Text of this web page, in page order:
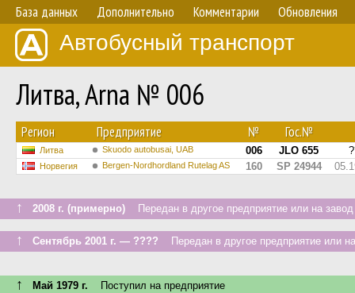
База данных Дополнительно Комментарии Обновления
Автобусный транспорт
Литва, Arna № 006
Регион Предприятие № Гос.№
Литва Skuodo autobusai, UAB 006 JLO 655
Норвегия Bergen-Nordhordland Rutelag AS 160 SP 24944
↑ 2008 г. (примерно) Передан в другое предприятие или на завод
↑ Сентябрь 2001 г. — ???? Передан в другое предприятие или
↑ Май 1979 г. Поступил на предприятие